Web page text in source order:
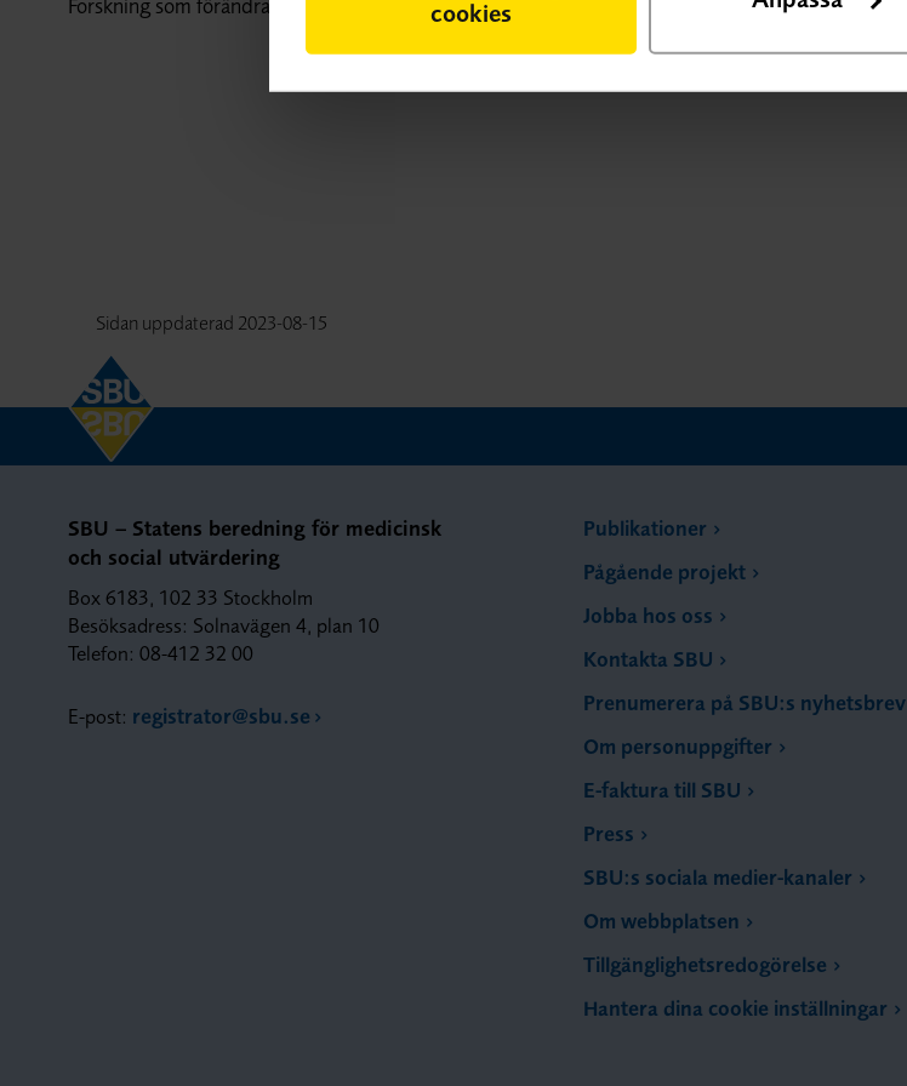
cookies
Sidan uppdaterad 2023-08-15
SBU – Statens beredning för medicinsk
och social utvärdering
Box 6183, 102 33 Stockholm
Besöksadress: Solnavägen 4, plan 10
Telefon: 08-412 32 00
E-post: registrator@sbu.se
Publikationer
Pågående projekt
Jobba hos oss
Kontakta SBU
Prenumerera på SBU:s nyhetsbrev
Om personuppgifter
E-faktura till SBU
Press
SBU:s sociala medier-kanaler
Om webbplatsen
Tillgänglighetsredogörelse
Hantera dina cookie inställningar